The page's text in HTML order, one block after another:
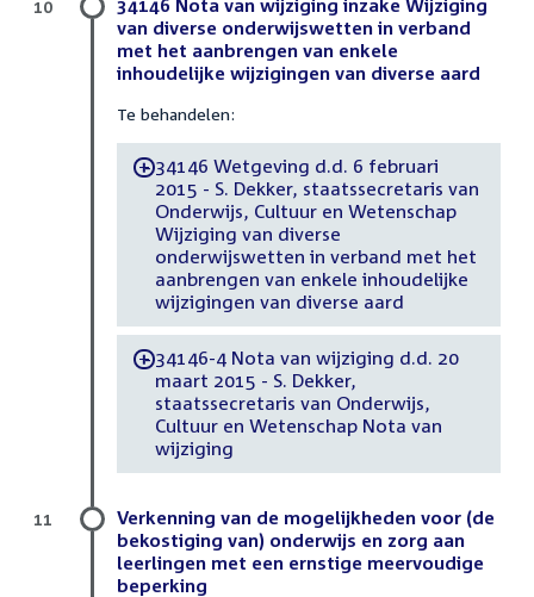
van diverse onderwijswetten in verband
met het aanbrengen van enkele
inhoudelijke wijzigingen van diverse aard
Te behandelen:
-34146 Wetgeving d.d. 6 februari
2015 - S. Dekker, staatssecretaris van
Onderwijs, Cultuur en Wetenschap
Wijziging van diverse
onderwijswetten in verband met het
aanbrengen van enkele inhoudelijke
wijzigingen van diverse aard
-34146-4 Nota van wijziging d.d. 20
maart 2015 - S. Dekker,
staatssecretaris van Onderwijs,
Cultuur en Wetenschap Nota van
wijziging
10
Verkenning van de mogelijkheden voor (de
bekostiging van) onderwijs en zorg aan
leerlingen met een ernstige meervoudige
beperking
11